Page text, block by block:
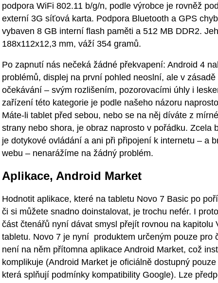
podpora WiFi 802.11 b/g/n, podle výrobce je rovněž
externí 3G síťová karta. Podpora Bluetooth a GPS
vybaven 8 GB interní flash paměti a 512 MB DDR2.
188x112x12,3 mm, váží 354 gramů.
Po zapnutí nás nečeká žádné překvapení: Android 4
problémů, displej na první pohled neoslní, ale v
očekávání – svým rozlišením, pozorovacími úhly i
zařízení této kategorie je podle našeho názoru
Máte-li tablet před sebou, nebo se na něj díváte z
strany nebo shora, je obraz naprosto v pořádku. Zcela
je dotykové ovládání a ani při připojení k internetu – a
webu – nenarážíme na žádný problém.
Aplikace, Android Market
Hodnotit aplikace, které na tabletu Novo 7 Basic po
či si můžete snadno doinstalovat, je trochu nefér. I
část čtenářů nyní dávat smysl přejít rovnou na kapitolu
tabletu. Novo 7 je nyní produktem určeným pouze pro
není na něm přítomna aplikace Android Market, což
komplikuje (Android Market je oficiálně dostupný
která splňují podmínky kompatibility Google). Lze